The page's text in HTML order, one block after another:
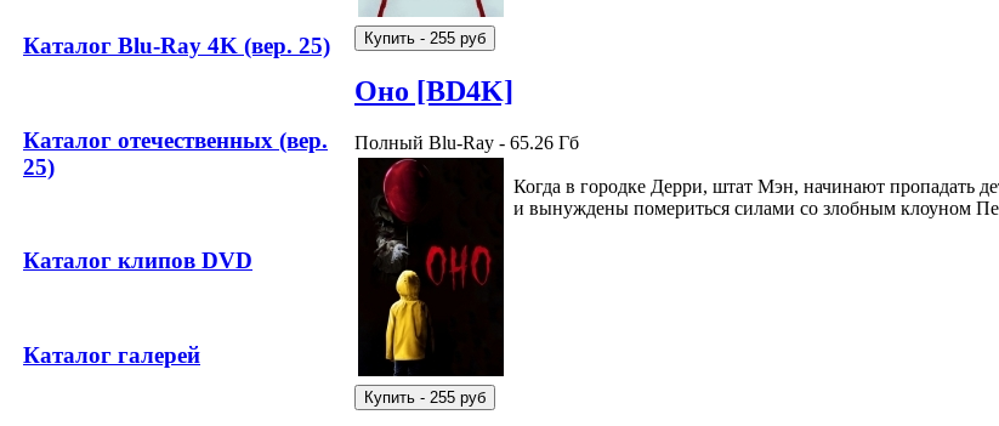
Каталог Blu-Ray 4K (вер. 25)
Каталог отечественных (вер.
25)
Каталог клипов DVD
Каталог галерей
Оно [BD4K]
Полный Blu-Ray - 65.26 Гб
Когда в городке Дерри, штат Мэн, начинают пропадать
и вынуждены помериться силами со злобным клоуном